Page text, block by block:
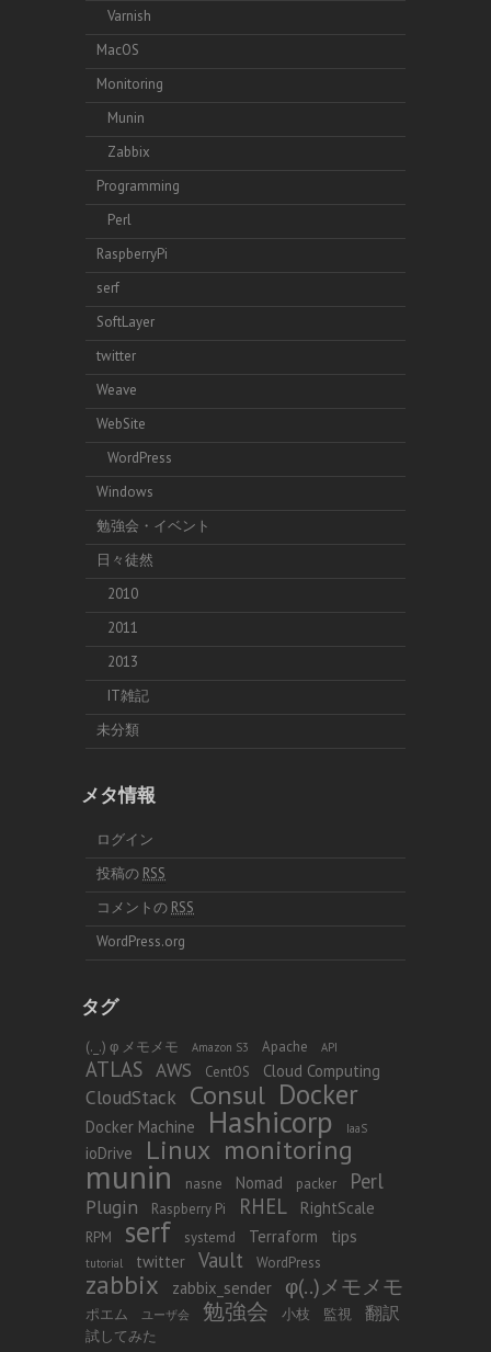
Varnish
MacOS
Monitoring
Munin
Zabbix
Programming
Perl
RaspberryPi
serf
SoftLayer
twitter
Weave
WebSite
WordPress
Windows
勉強会・イベント
日々徒然
2010
2011
2013
IT雑記
未分類
メタ情報
ログイン
投稿の RSS
コメントの RSS
WordPress.org
タグ
(._.) φ メモメモ Amazon S3 Apache API
ATLAS AWS CentOS Cloud Computing
CloudStack Consul Docker
Docker Machine Hashicorp IaaS
ioDrive Linux monitoring
munin nasne Nomad packer Perl
Plugin Raspberry Pi RHEL RightScale
RPM serf systemd Terraform tips
tutorial twitter Vault WordPress
zabbix zabbix_sender φ(..)メモメモ
ポエム ユーザ会 勉強会 小枝 監視 翻訳
試してみた